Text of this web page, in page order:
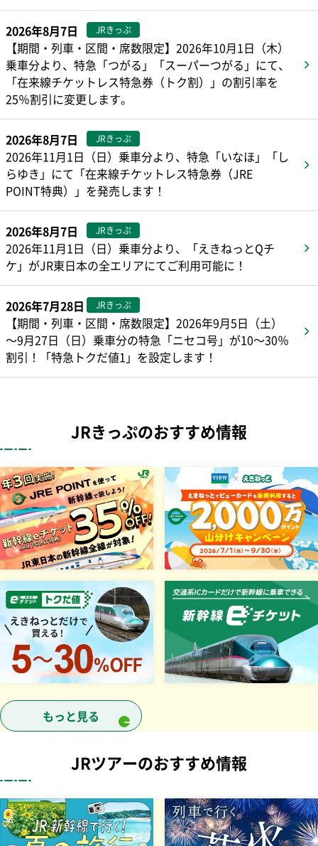
2026年8月7日 JRきっぷ
【期間・列車・区間・席数限定】2026年10月1日（木）
乗車分より、特急「つがる」「スーパーつがる」にて、
「在来線チケットレス特急券（トク割）」の割引率を
25％割引に変更します。
2026年8月7日 JRきっぷ
2026年11月1日（日）乗車分より、特急「いなほ」「し
らゆき」にて「在来線チケットレス特急券（JRE
POINT特典）」を発売します！
2026年8月7日 JRきっぷ
2026年11月1日（日）乗車分より、「えきねっとQチ
ケ」がJR東日本の全エリアにてご利用可能に！
2026年7月28日 JRきっぷ
【期間・列車・区間・席数限定】2026年9月5日（土）
～9月27日（日）乗車分の特急「ニセコ号」が10～30％
割引！「特急トクだ値1」を設定します！
JRきっぷのおすすめ情報
別ウインドウで開きます
もっと見るボタンを押すと次の情報にフォーカス移動します
JRツアーのおすすめ情報